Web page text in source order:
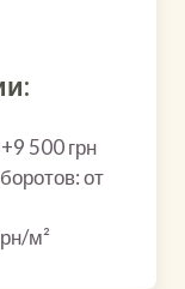
500 грн
от
м²